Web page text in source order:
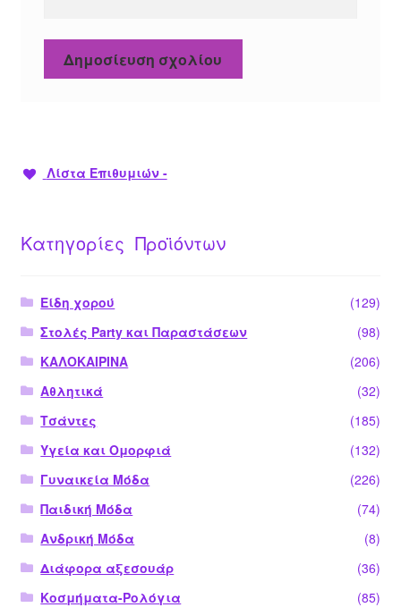
Λίστα Επιθυμιών -
Κατηγορίες Προϊόντων
Είδη χορού
(129)
Στολές Party και Παραστάσεων
(98)
ΚΑΛΟΚΑΙΡΙΝΑ
(206)
Αθλητικά
(32)
Τσάντες
(185)
Υγεία και Ομορφιά
(132)
Γυναικεία Μόδα
(226)
Παιδική Μόδα
(74)
Ανδρική Μόδα
(8)
Διάφορα αξεσουάρ
(36)
Κοσμήματα-Ρολόγια
(85)